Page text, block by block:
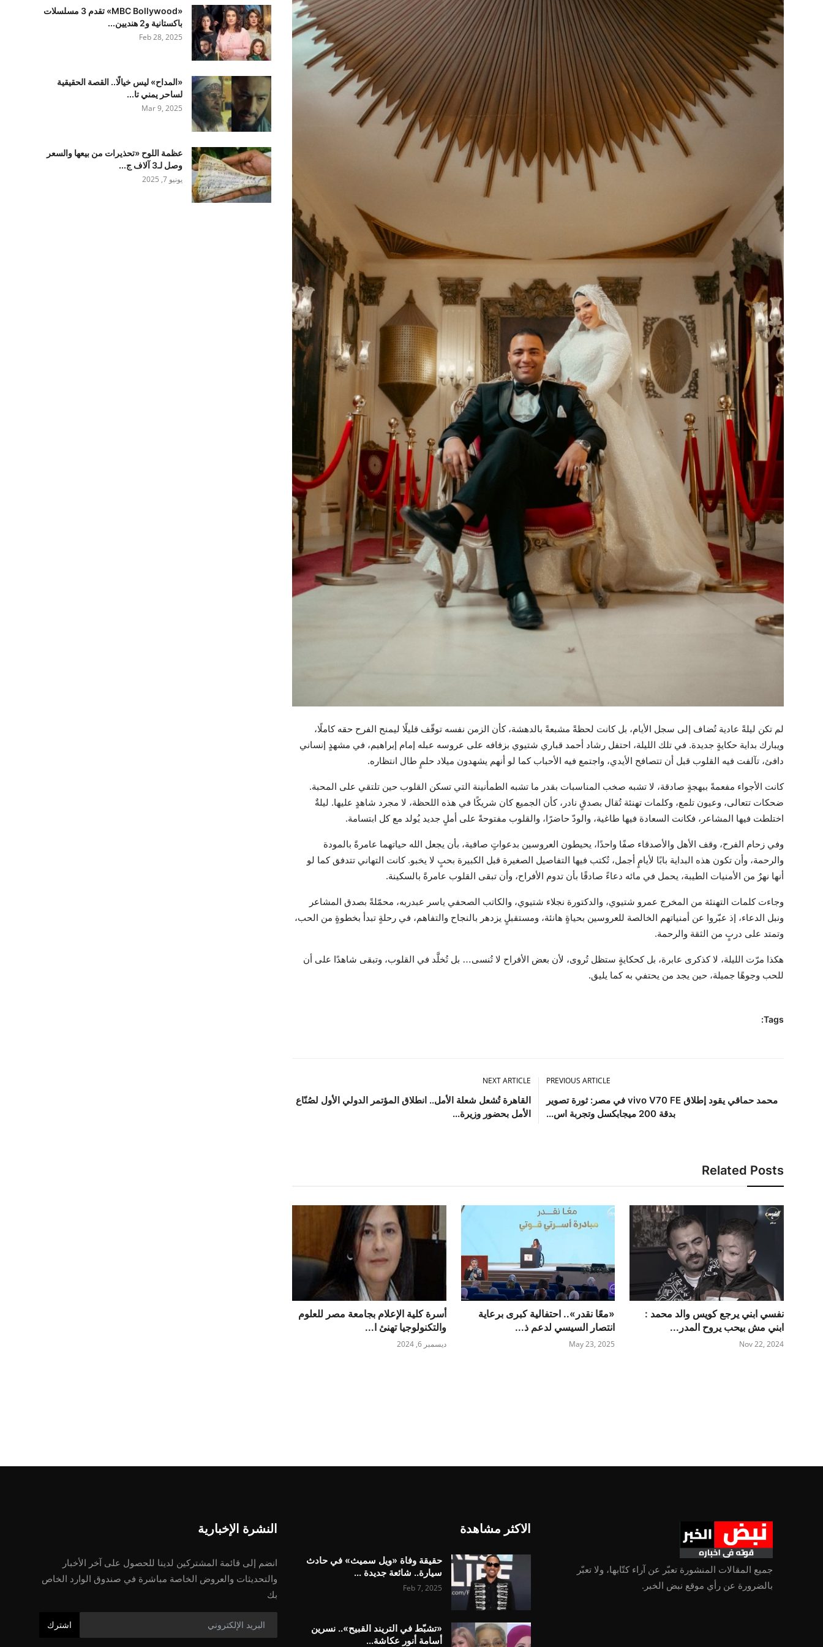
الفن والثقافة
تكنولوجيا وإتصالات
لم تكن ليلةً عادية تُضاف إلى سجل الأيام، بل كانت لحظةً مشبعةً بالدهشة، كأن الزمن نفسه توقّف قليلًا ليمنح الفرح حقه كاملًا،
ويبارك بداية حكايةٍ جديدة. في تلك الليلة، احتفل رشاد أحمد قباري شتيوي بزفافه على عروسه عبله إمام إبراهيم، في مشهدٍ إنساني
دافئ، تآلفت فيه القلوب قبل أن تتصافح الأيدي، واجتمع فيه الأحباب كما لو أنهم يشهدون ميلاد حلمٍ طال انتظاره.
كانت الأجواء مفعمةً ببهجةٍ صادقة، لا تشبه صخب المناسبات بقدر ما تشبه الطمأنينة التي تسكن القلوب حين تلتقي على المحبة.
ضحكات تتعالى، وعيون تلمع، وكلمات تهنئة تُقال بصدقٍ نادر، كأن الجميع كان شريكًا في هذه اللحظة، لا مجرد شاهدٍ عليها. ليلةٌ
اختلطت فيها المشاعر، فكانت السعادة فيها طاغية، والودّ حاضرًا، والقلوب مفتوحةً على أملٍ جديد يُولد مع كل ابتسامة.
وفي زحام الفرح، وقف الأهل والأصدقاء صفًا واحدًا، يحيطون العروسين بدعواتٍ صافية، بأن يجعل الله حياتهما عامرةً بالمودة
والرحمة، وأن تكون هذه البداية بابًا لأيامٍ أجمل، تُكتب فيها التفاصيل الصغيرة قبل الكبيرة بحبٍ لا يخبو. كانت التهاني تتدفق كما لو
أنها نهرٌ من الأمنيات الطيبة، يحمل في مائه دعاءً صادقًا بأن تدوم الأفراح، وأن تبقى القلوب عامرةً بالسكينة.
وجاءت كلمات التهنئة من المخرج عمرو شتيوي، والدكتورة نجلاء شتيوي، والكاتب الصحفي ياسر عبدربه، محمّلةً بصدق المشاعر
ونبل الدعاء، إذ عبّروا عن أمنياتهم الخالصة للعروسين بحياةٍ هانئة، ومستقبلٍ يزدهر بالنجاح والتفاهم، في رحلةٍ تبدأ بخطوةٍ من الحب،
وتمتد على دربٍ من الثقة والرحمة.
هكذا مرّت الليلة، لا كذكرى عابرة، بل كحكايةٍ ستظل تُروى، لأن بعض الأفراح لا تُنسى… بل تُخلَّد في القلوب، وتبقى شاهدًا على أن
للحب وجوهًا جميلة، حين يجد من يحتفي به كما يليق.
Tags:
PREVIOUS ARTICLE
محمد حماقي يقود إطلاق vivo V70 FE في مصر: ثورة تصوير
بدقة 200 ميجابكسل وتجربة اس...
NEXT ARTICLE
القاهرة تُشعل شعلة الأمل.. انطلاق المؤتمر الدولي الأول لصُنّاع
الأمل بحضور وزيرة...
Related Posts
نفسي ابني يرجع كويس والد محمد :
ابني مش بيحب يروح المدر...
Nov 22, 2024
«معًا نقدر».. احتفالية كبرى برعاية
انتصار السيسي لدعم ذ...
May 23, 2025
أسرة كلية الإعلام بجامعة مصر للعلوم
والتكنولوجيا تهنئ ا...
ديسمبر 6, 2024
«MBC Bollywood» تقدم 3 مسلسلات
باكستانية و2 هنديين...
Feb 28, 2025
«المداح» ليس خيالًا.. القصة الحقيقية
لساحر يمني تا...
Mar 9, 2025
عظمة اللوح «تحذيرات من بيعها والسعر
وصل لـ3 آلاف ج...
يونيو 7, 2025
جميع المقالات المنشورة تعبّر عن آراء كتّابها، ولا تعبّر
بالضرورة عن رأي موقع نبض الخبر.
الاكثر مشاهدة
حقيقة وفاة «ويل سميث» في حادث
سيارة.. شائعة جديدة ...
Feb 7, 2025
«تشبّط في التريند القبيح».. نسرين
أسامة أنور عكاشة...
النشرة الإخبارية
انضم إلى قائمة المشتركين لدينا للحصول على آخر الأخبار
والتحديثات والعروض الخاصة مباشرة في صندوق الوارد الخاص
بك
اشترك